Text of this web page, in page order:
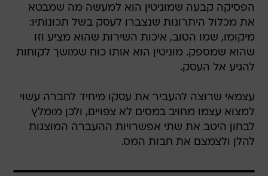
הפסיקה קבעה שמוניטין הוא למעשה מה שמבטא
את מכלול היתרונות שנצברו לעסק בשל תכונותיו:
מיקומו, שמו הטוב, איכות השירות שהוא מציע וזו
שהוא שמספק. מוניטין הוא אותו כוח שמושך לקוחות
להגיע אל העסק.
עצמאי שרוצה להעביר את עסקו מיחיד לחברה עשוי
למצוא עצמו מחויב במסים לא צפויים, ולכן מומלץ
לבחון היטב את שתי אפשרויות ההעברה המוצגות
להלן ולצמצם את חבות המס.